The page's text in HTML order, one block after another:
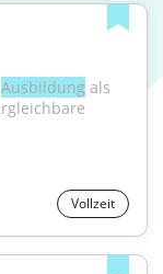
Ausbildung
Vollzeit